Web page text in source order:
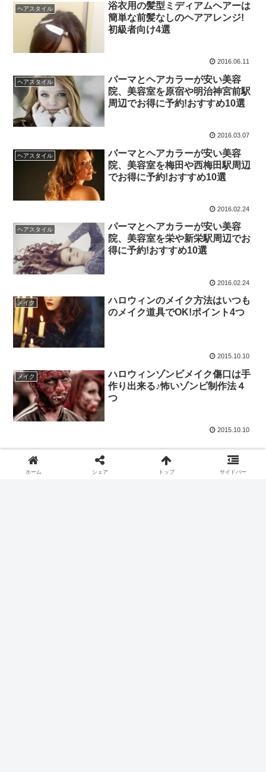
ヘアスタイル
浴衣用の髪型ミディアムヘアーは
簡単な前髪なしのヘアアレンジ!
初級者向け4選
2016.06.11
ヘアスタイル
パーマとヘアカラーが安い美容
院、美容室を原宿や明治神宮前駅
周辺でお得に予約!おすすめ10選
2016.03.07
ヘアスタイル
パーマとヘアカラーが安い美容
院、美容室を梅田や西梅田駅周辺
でお得に予約!おすすめ10選
2016.02.24
ヘアスタイル
パーマとヘアカラーが安い美容
院、美容室を栄や新栄駅周辺でお
得に予約!おすすめ10選
2016.02.24
メイク
ハロウィンのメイク方法はいつも
のメイク道具でOK!ポイント4つ
2015.10.10
メイク
ハロウィンゾンビメイク傷口は手
作り出来る♪怖いゾンビ制作法４
つ
2015.10.10
スポンサーリンク
ホーム シェア トップ サイドバー